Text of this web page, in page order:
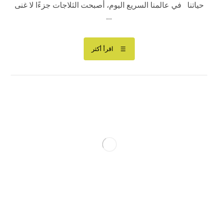
حياتنا في عالمنا السريع اليوم، أصبحت الثلاجات جزءًا لا غنى
...
اقرأ أكثر